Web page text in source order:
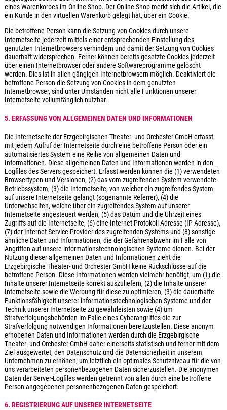
eines Warenkorbes im Online-Shop. Der Online-Shop merkt sich die Artikel, die
ein Kunde in den virtuellen Warenkorb gelegt hat, über ein Cookie.
Die betroffene Person kann die Setzung von Cookies durch unsere
Internetseite jederzeit mittels einer entsprechenden Einstellung des
genutzten Internetbrowsers verhindern und damit der Setzung von Cookies
dauerhaft widersprechen. Ferner können bereits gesetzte Cookies jederzeit
über einen Internetbrowser oder andere Softwareprogramme gelöscht
werden. Dies ist in allen gängigen Internetbrowsern möglich. Deaktiviert die
betroffene Person die Setzung von Cookies in dem genutzten
Internetbrowser, sind unter Umständen nicht alle Funktionen unserer
Internetseite vollumfänglich nutzbar.
5. ERFASSUNG VON ALLGEMEINEN DATEN UND INFORMATIONEN
Die Internetseite der Erzgebirgischen Theater- und Orchester GmbH erfasst
mit jedem Aufruf der Internetseite durch eine betroffene Person oder ein
automatisiertes System eine Reihe von allgemeinen Daten und
Informationen. Diese allgemeinen Daten und Informationen werden in den
Logfiles des Servers gespeichert. Erfasst werden können die (1) verwendeten
Browsertypen und Versionen, (2) das vom zugreifenden System verwendete
Betriebssystem, (3) die Internetseite, von welcher ein zugreifendes System
auf unsere Internetseite gelangt (sogenannte Referrer), (4) die
Unterwebseiten, welche über ein zugreifendes System auf unserer
Internetseite angesteuert werden, (5) das Datum und die Uhrzeit eines
Zugriffs auf die Internetseite, (6) eine Internet-Protokoll-Adresse (IP-Adresse),
(7) der Internet-Service-Provider des zugreifenden Systems und (8) sonstige
ähnliche Daten und Informationen, die der Gefahrenabwehr im Falle von
Angriffen auf unsere informationstechnologischen Systeme dienen. Bei der
Nutzung dieser allgemeinen Daten und Informationen zieht die
Erzgebirgische Theater- und Orchester GmbH keine Rückschlüsse auf die
betroffene Person. Diese Informationen werden vielmehr benötigt, um (1) die
Inhalte unserer Internetseite korrekt auszuliefern, (2) die Inhalte unserer
Internetseite sowie die Werbung für diese zu optimieren, (3) die dauerhafte
Funktionsfähigkeit unserer informationstechnologischen Systeme und der
Technik unserer Internetseite zu gewährleisten sowie (4) um
Strafverfolgungsbehörden im Falle eines Cyberangriffes die zur
Strafverfolgung notwendigen Informationen bereitzustellen. Diese anonym
erhobenen Daten und Informationen werden durch die Erzgebirgische
Theater- und Orchester GmbH daher einerseits statistisch und ferner mit dem
Ziel ausgewertet, den Datenschutz und die Datensicherheit in unserem
Unternehmen zu erhöhen, um letztlich ein optimales Schutzniveau für die von
uns verarbeiteten personenbezogenen Daten sicherzustellen. Die anonymen
Daten der Server-Logfiles werden getrennt von allen durch eine betroffene
Person angegebenen personenbezogenen Daten gespeichert.
6. REGISTRIERUNG AUF UNSERER INTERNETSEITE